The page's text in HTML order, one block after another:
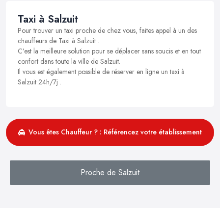
Taxi à Salzuit
Pour trouver un taxi proche de chez vous, faites appel à un des
chauffeurs de Taxi à Salzuit .
C’est la meilleure solution pour se déplacer sans soucis et en tout
confort dans toute la ville de Salzuit.
Il vous est également possible de réserver en ligne un taxi à
Salzuit 24h/7j .
Vous êtes Chauffeur ? : Référencez votre établissement
Proche de Salzuit